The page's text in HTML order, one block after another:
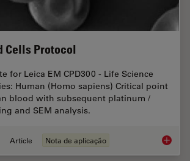
Cells Protocol
for Leica EM CPD300 - Life Science
Human (Homo sapiens) Critical point
blood with subsequent platinum /
and SEM analysis.
Article Nota de aplicação Human